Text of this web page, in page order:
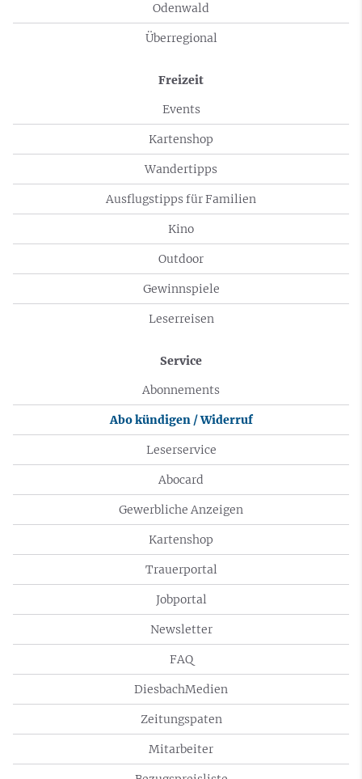
Odenwald
Überregional
Freizeit
Events
Kartenshop
Wandertipps
Ausflugstipps für Familien
Kino
Outdoor
Gewinnspiele
Leserreisen
Service
Abonnements
Abo kündigen / Widerruf
Leserservice
Abocard
Gewerbliche Anzeigen
Kartenshop
Trauerportal
Jobportal
Newsletter
FAQ
DiesbachMedien
Zeitungspaten
Mitarbeiter